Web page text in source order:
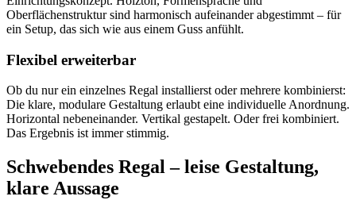
Oberflächenstruktur sind harmonisch aufeinander abgestimmt – für
ein Setup, das sich wie aus einem Guss anfühlt.
Flexibel erweiterbar
Ob du nur ein einzelnes Regal installierst oder mehrere kombinierst:
Die klare, modulare Gestaltung erlaubt eine individuelle Anordnung.
Horizontal nebeneinander. Vertikal gestapelt. Oder frei kombiniert.
Das Ergebnis ist immer stimmig.
Schwebendes Regal – leise Gestaltung,
klare Aussage